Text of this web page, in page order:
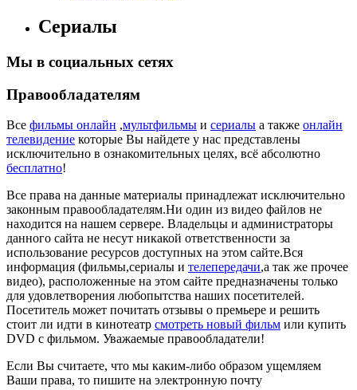
Сериалы
Мы в социальных сетях
Правообладателям
Все фильмы онлайн ,мультфильмы и сериалы а также онлайн
телевидение которые Вы найдете у нас представлены
исключительно в ознакомительных целях, всё абсолютно
бесплатно!
Все права на данные материалы принадлежат исключительно
законным правообладателям.Ни один из видео файлов не
находится на нашем сервере. Владельцы и администраторы
данного сайта не несут никакой ответственности за
использование ресурсов доступных на этом сайте.Вся
информация (фильмы,сериалы и телепередачи,а так же прочее
видео), расположенные на этом сайте предназначены только
для удовлетворения любопытства наших посетителей.
Посетитель может почитать отзывы о премьере и решить
стоит ли идти в кинотеатр смотреть новый фильм или купить
DVD с фильмом. Уважаемые правообладатели!
Если Вы считаете, что мы каким-либо образом ущемляем
Ваши права, то пишите на электронную почту